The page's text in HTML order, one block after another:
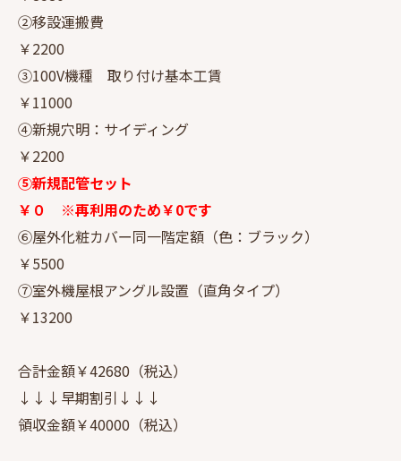
②移設運搬費
￥2200
③100V機種 取り付け基本工賃
￥11000
④新規穴明：サイディング
￥2200
⑤新規配管セット
￥０ ※再利用のため￥0です
⑥屋外化粧カバー同一階定額（色：ブラック）
￥5500
⑦室外機屋根アングル設置（直角タイプ）
￥13200
合計金額￥42680（税込）
↓↓↓早期割引↓↓↓
領収金額￥40000（税込）